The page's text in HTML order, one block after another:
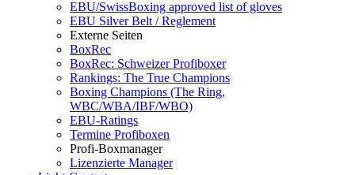
EBU/SwissBoxing approved list of gloves
EBU Silver Belt / Reglement
Externe Seiten
BoxRec
BoxRec: Schweizer Profiboxer
Rankings: The True Champions
Boxing Champions (The Ring,
WBC/WBA/IBF/WBO)
EBU-Ratings
Termine Profiboxen
Profi-Boxmanager
Lizenzierte Manager